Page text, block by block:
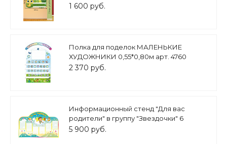
арт. ПОД3507
1 600 руб.
Полка для поделок МАЛЕНЬКИЕ
ХУДОЖНИКИ 0,55*0,80м арт. 4760
2 370 руб.
Информационный стенд "Для вас
родители" в группу "Звездочки" 6
карманов А4 1,5*0,97м арт. ДС965
5 900 руб.